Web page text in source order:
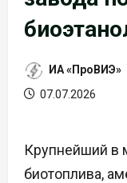
ИА «ПроВИЭ»
07.07.2026
Крупнейший в
биотоплива,